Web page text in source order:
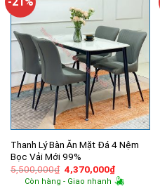
Thanh Lý Bàn Ăn Mặt Đá 4 Nệm
Bọc Vải Mới 99%
5,500,000₫ Giá
gốc
là:
4,370,000₫Giá
hiện
tại
Còn hàng - Giao nhanh